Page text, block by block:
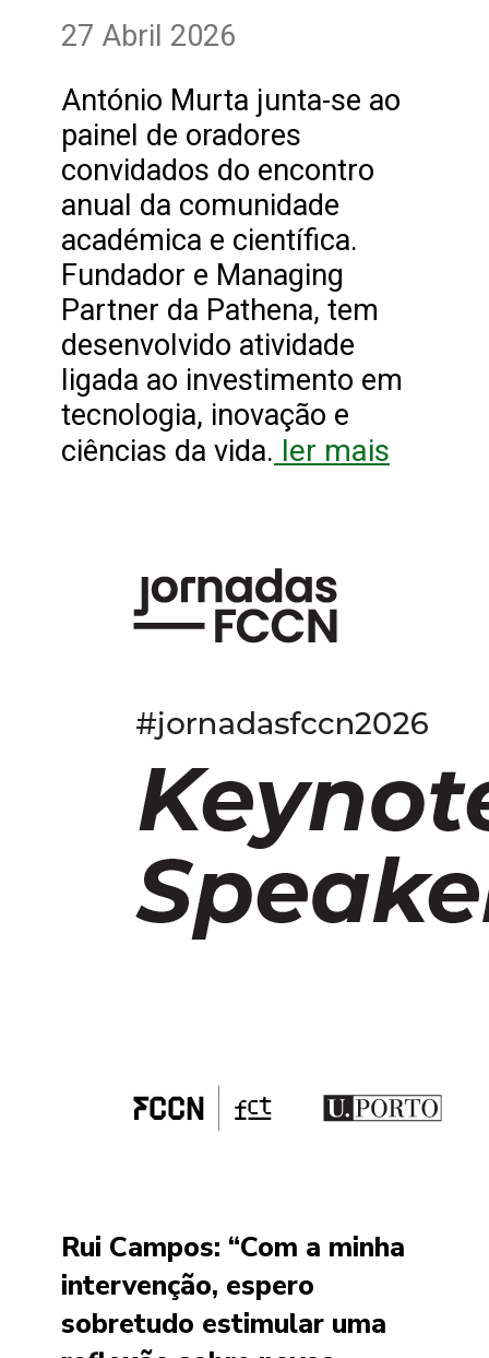
27 Abril 2026
António Murta junta-se ao
painel de oradores
convidados do encontro
anual da comunidade
académica e científica.
Fundador e Managing
Partner da Pathena, tem
desenvolvido atividade
ligada ao investimento em
tecnologia, inovação e
ciências da vida. ler mais
Rui Campos: “Com a minha
intervenção, espero
sobretudo estimular uma